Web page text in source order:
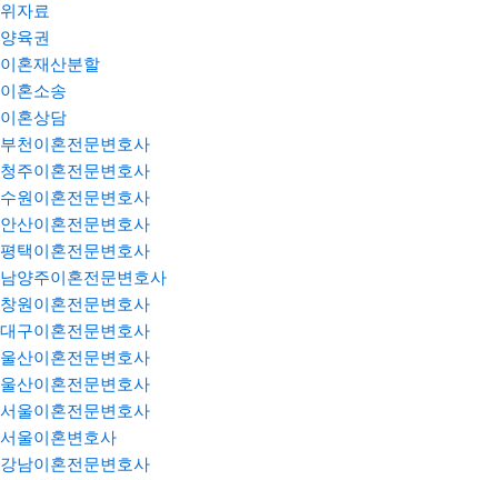
위자료
양육권
이혼재산분할
이혼소송
이혼상담
부천이혼전문변호사
청주이혼전문변호사
수원이혼전문변호사
안산이혼전문변호사
평택이혼전문변호사
남양주이혼전문변호사
창원이혼전문변호사
대구이혼전문변호사
울산이혼전문변호사
울산이혼전문변호사
서울이혼전문변호사
서울이혼변호사
강남이혼전문변호사